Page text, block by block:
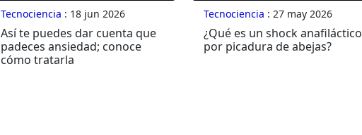
Tecnociencia : 18 jun 2026
Así te puedes dar cuenta que
padeces ansiedad; conoce
cómo tratarla
Tecnociencia : 27 may 2026
¿Qué es un shock anafiláctico
por picadura de abejas?